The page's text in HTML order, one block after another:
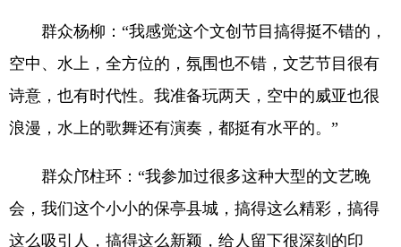
群众杨柳：“我感觉这个文创节目搞得挺不错的，
空中、水上，全方位的，氛围也不错，文艺节目很有
诗意，也有时代性。我准备玩两天，空中的威亚也很
浪漫，水上的歌舞还有演奏，都挺有水平的。”
群众邝柱环：“我参加过很多这种大型的文艺晚
会，我们这个小小的保亭县城，搞得这么精彩，搞得
这么吸引人，搞得这么新颖，给人留下很深刻的印